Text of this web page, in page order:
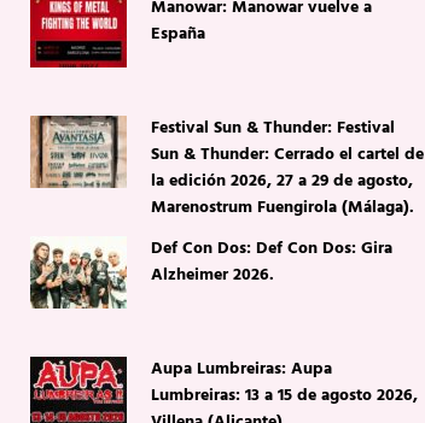
Manowar: Manowar vuelve a
España
Festival Sun & Thunder: Festival
Sun & Thunder: Cerrado el cartel de
la edición 2026, 27 a 29 de agosto,
Marenostrum Fuengirola (Málaga).
Def Con Dos: Def Con Dos: Gira
Alzheimer 2026.
Aupa Lumbreiras: Aupa
Lumbreiras: 13 a 15 de agosto 2026,